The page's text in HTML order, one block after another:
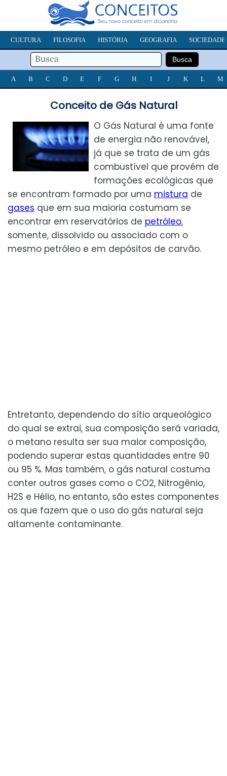
CULTURA FILOSOFIA HISTÓRIA GEOGRAFIA SOCIEDADE
A B C D E F G H I J K L M
Conceito de Gás Natural
O Gás Natural é uma fonte
de energia não renovável,
já que se trata de um gás
combustível que provém de
formações ecológicas que
se encontram formado por uma mistura de
gases que em sua maioria costumam se
encontrar em reservatórios de petróleo,
somente, dissolvido ou associado com o
mesmo petróleo e em depósitos de carvão.
Entretanto, dependendo do sítio arqueológico
do qual se extrai, sua composição será variada,
o metano resulta ser sua maior composição,
podendo superar estas quantidades entre 90
ou 95 %. Mas também, o gás natural costuma
conter outros gases como o CO2, Nitrogênio,
H2S e Hélio, no entanto, são estes componentes
os que fazem que o uso do gás natural seja
altamente contaminante.